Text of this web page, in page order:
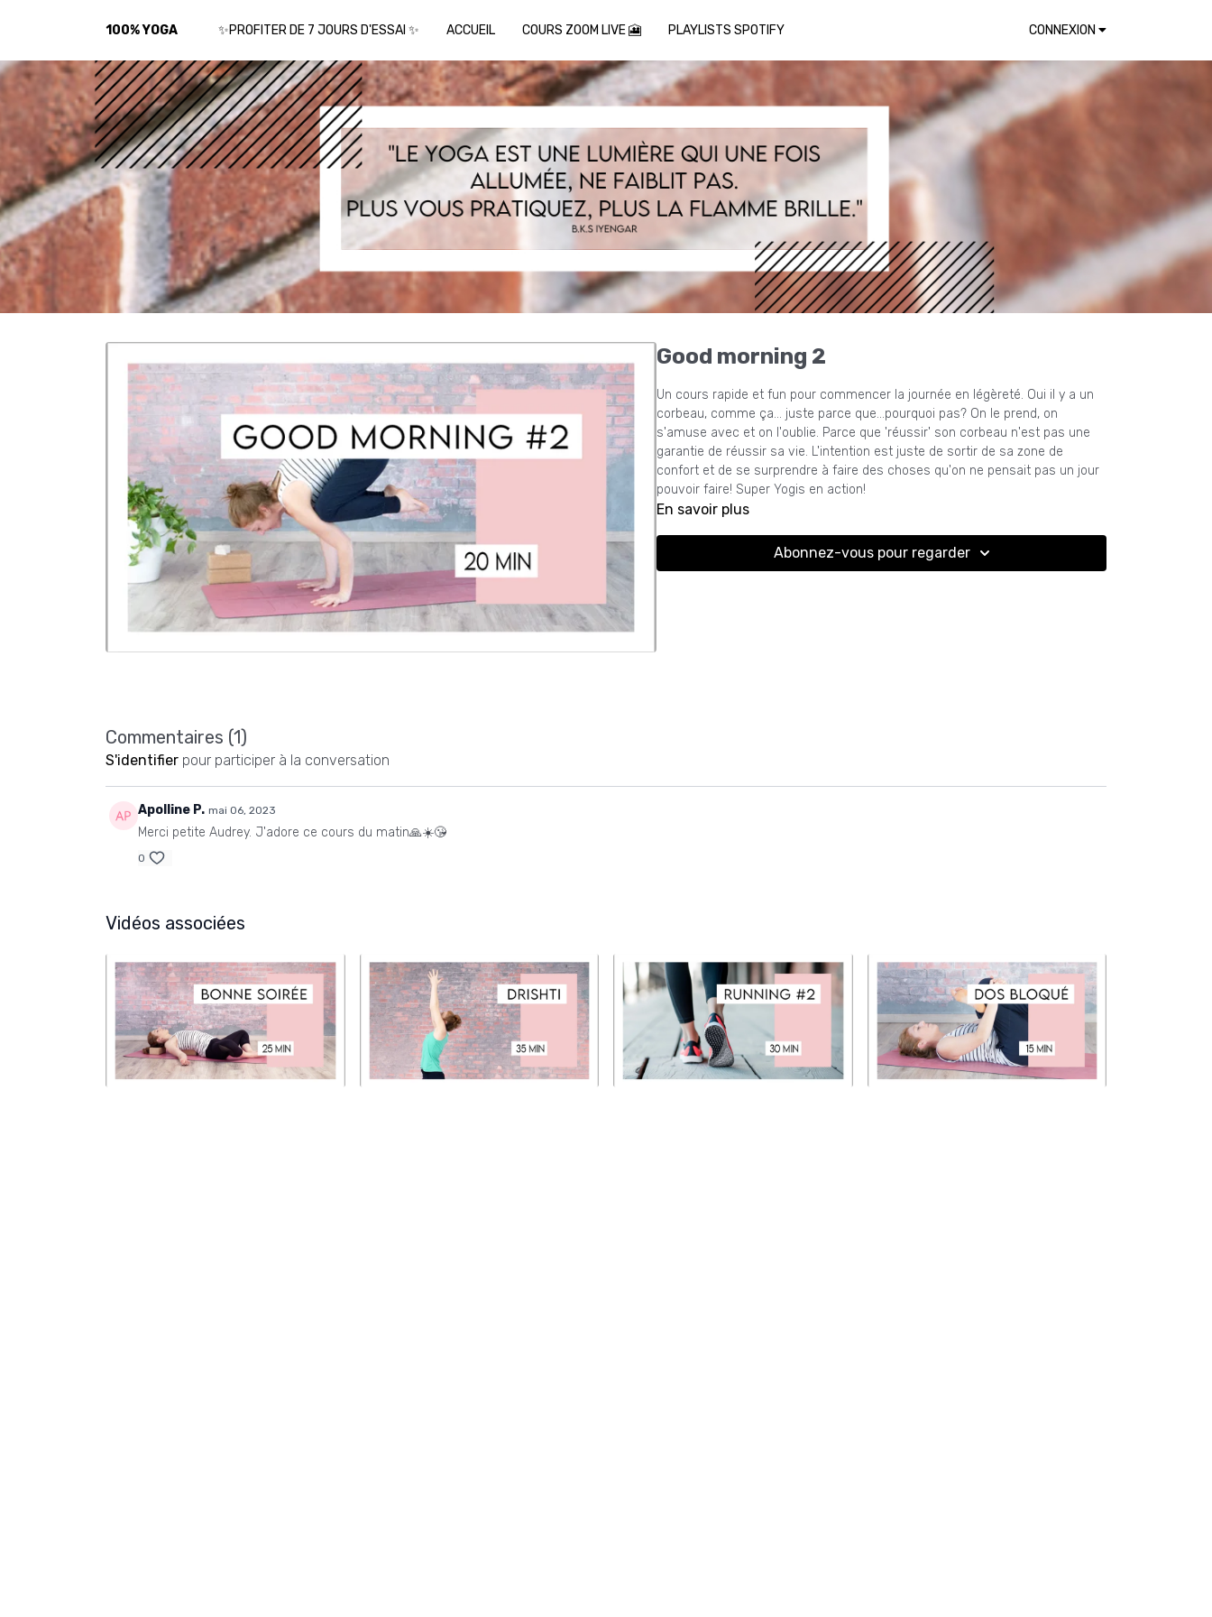
100% YOGA ✨PROFITER DE 7 JOURS D'ESSAI ✨ ACCUEIL COURS ZOOM LIVE 🎦 PLAYLISTS SPOTIFY CONNEXION
Good morning 2
Un cours rapide et fun pour commencer la journée en légèreté. Oui il y a un
corbeau, comme ça... juste parce que...pourquoi pas? On le prend, on
s'amuse avec et on l'oublie. Parce que 'réussir' son corbeau n'est pas une
garantie de réussir sa vie. L'intention est juste de sortir de sa zone de
confort et de se surprendre à faire des choses qu'on ne pensait pas un jour
pouvoir faire! Super Yogis en action!
En savoir plus
Abonnez-vous pour regarder
Commentaires (1)
S'identifier pour participer à la conversation
Apolline P. mai 06, 2023
Merci petite Audrey. J'adore ce cours du matin🙏☀️😘
0
Vidéos associées